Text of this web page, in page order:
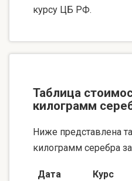
курсу ЦБ РФ.
Таблица
килограмм
Ниже представлена
килограмм серебра
Дата
Курс